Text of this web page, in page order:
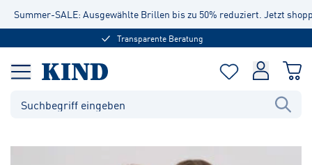
Summer-SALE: Ausgewählte Brillen bis zu 50% reduziert. Jetzt
Transparente Beratung